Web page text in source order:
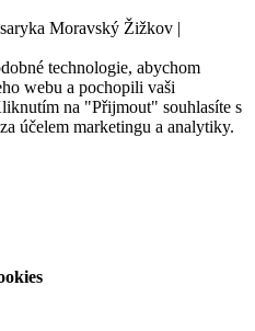
Moravský Žižkov |
technologie, abychom
webu a pochopili vaši
na "Přijmout" souhlasíte s
účelem marketingu a analytiky.